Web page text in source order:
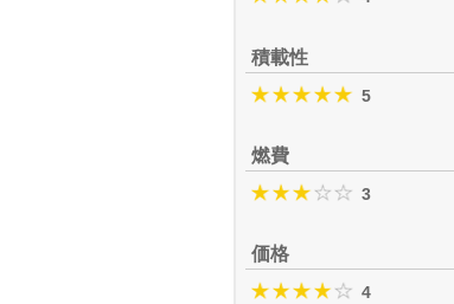
積載性
5
燃費
3
価格
4